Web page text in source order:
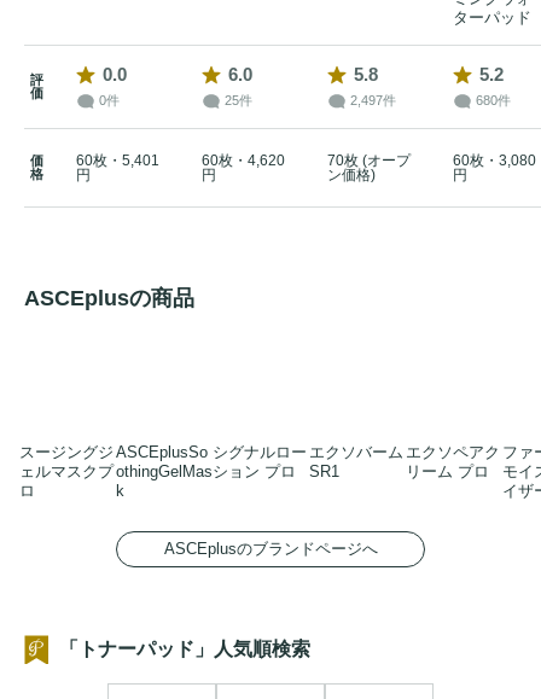
ターパッド
評
価
0.0
0件
6.0
25件
5.8
2,497件
5.2
680件
価
格
60枚・5,401
円
60枚・4,620
円
70枚 (オープ
ン価格)
60枚・3,080
円
ASCEplusの商品
スージングジ
ェルマスクプ
ロ
ASCEplusSo
othingGelMas
k
シグナルロー
ション プロ
エクソバーム
SR1
エクソペアク
リーム プロ
ファ
モイ
イザ
ASCEplusのブランドページへ
「トナーパッド」人気順検索